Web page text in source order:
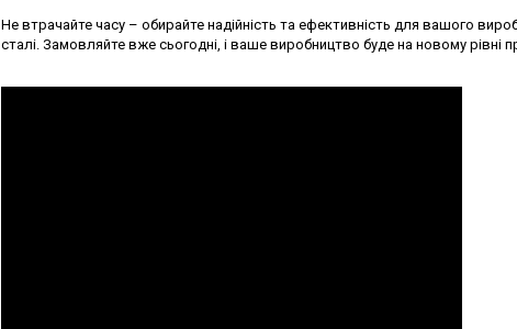
Не втрачайте часу – обирайте надійність та ефективність для вашого
сталі. Замовляйте вже сьогодні, і ваше виробництво буде на новому рівні